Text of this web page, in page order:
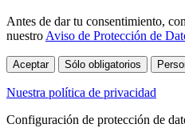
Antes de dar tu consentimiento,
nuestro Aviso de Protección de
Aceptar Sólo obligatorios
Nuestra política de privacidad
Configuración de protección de